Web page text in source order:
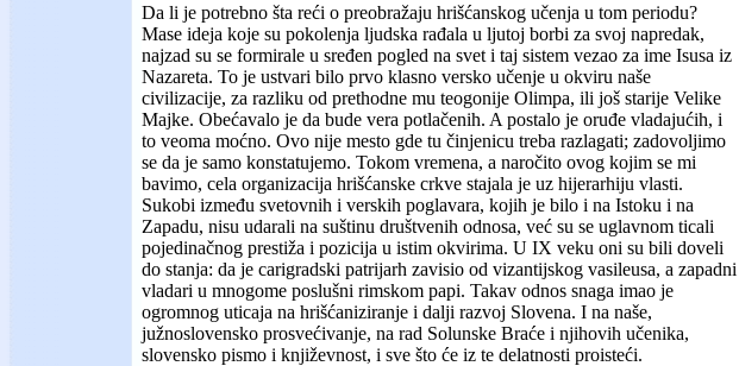
Da li je potrebno šta reći o preobražaju hrišćanskog učenja u tom periodu?
Mase ideja koje su pokolenja ljudska rađala u ljutoj borbi za svoj napredak,
najzad su se formirale u sređen pogled na svet i taj sistem vezao za ime Isusa iz
Nazareta. To je ustvari bilo prvo klasno versko učenje u okviru naše
civilizacije, za razliku od prethodne mu teogonije Olimpa, ili još starije Velike
Majke. Obećavalo je da bude vera potlačenih. A postalo je oruđe vladajućih, i
to veoma moćno. Ovo nije mesto gde tu činjenicu treba razlagati; zadovoljimo
se da je samo konstatujemo. Tokom vremena, a naročito ovog kojim se mi
bavimo, cela organizacija hrišćanske crkve stajala je uz hijerarhiju vlasti.
Sukobi između svetovnih i verskih poglavara, kojih je bilo i na Istoku i na
Zapadu, nisu udarali na suštinu društvenih odnosa, već su se uglavnom ticali
pojedinačnog prestiža i pozicija u istim okvirima. U IX veku oni su bili doveli
do stanja: da je carigradski patrijarh zavisio od vizantijskog vasileusa, a zapadni
vladari u mnogome poslušni rimskom papi. Takav odnos snaga imao je
ogromnog uticaja na hrišćaniziranje i dalji razvoj Slovena. I na naše,
južnoslovensko prosvećivanje, na rad Solunske Braće i njihovih učenika,
slovensko pismo i književnost, i sve što će iz te delatnosti proisteći.